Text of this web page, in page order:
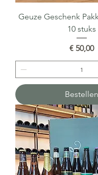
Geuze Geschenk
10 stuks
Prijs
€ 50,00
Bestellen